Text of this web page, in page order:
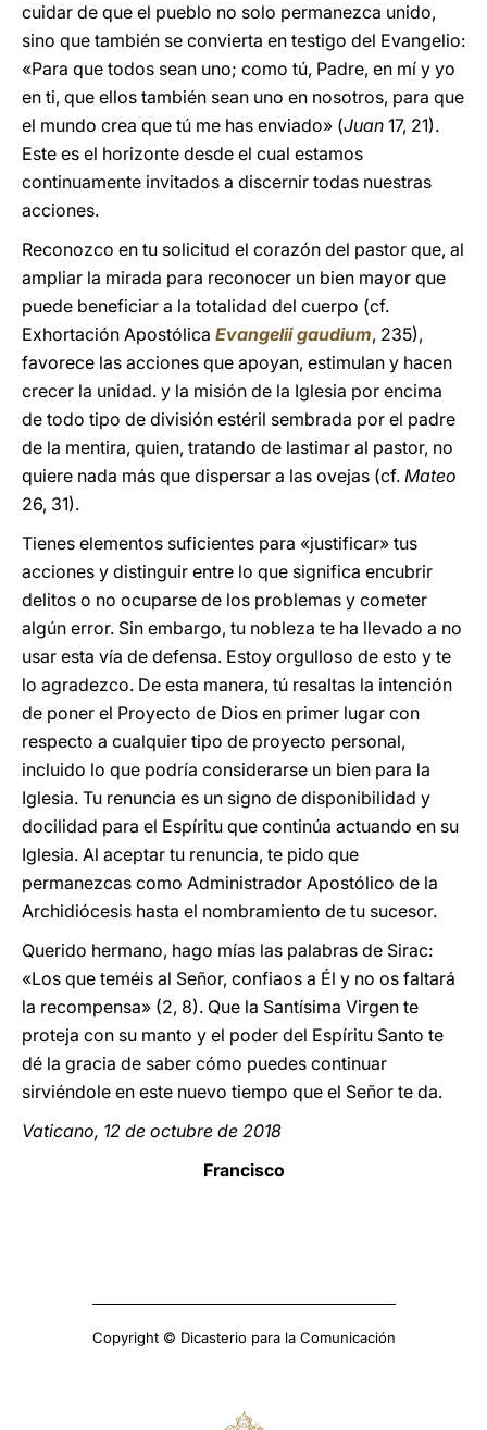
cuidar de que el pueblo no solo permanezca unido,
sino que también se convierta en testigo del Evangelio:
«Para que todos sean uno; como tú, Padre, en mí y yo
en ti, que ellos también sean uno en nosotros, para que
el mundo crea que tú me has enviado» (Juan 17, 21).
Este es el horizonte desde el cual estamos
continuamente invitados a discernir todas nuestras
acciones.
Reconozco en tu solicitud el corazón del pastor que, al
ampliar la mirada para reconocer un bien mayor que
puede beneficiar a la totalidad del cuerpo (cf.
Exhortación Apostólica Evangelii gaudium, 235),
favorece las acciones que apoyan, estimulan y hacen
crecer la unidad. y la misión de la Iglesia por encima
de todo tipo de división estéril sembrada por el padre
de la mentira, quien, tratando de lastimar al pastor, no
quiere nada más que dispersar a las ovejas (cf. Mateo
26, 31).
Tienes elementos suficientes para «justificar» tus
acciones y distinguir entre lo que significa encubrir
delitos o no ocuparse de los problemas y cometer
algún error. Sin embargo, tu nobleza te ha llevado a no
usar esta vía de defensa. Estoy orgulloso de esto y te
lo agradezco. De esta manera, tú resaltas la intención
de poner el Proyecto de Dios en primer lugar con
respecto a cualquier tipo de proyecto personal,
incluido lo que podría considerarse un bien para la
Iglesia. Tu renuncia es un signo de disponibilidad y
docilidad para el Espíritu que continúa actuando en su
Iglesia. Al aceptar tu renuncia, te pido que
permanezcas como Administrador Apostólico de la
Archidiócesis hasta el nombramiento de tu sucesor.
Querido hermano, hago mías las palabras de Sirac:
«Los que teméis al Señor, confiaos a Él y no os faltará
la recompensa» (2, 8). Que la Santísima Virgen te
proteja con su manto y el poder del Espíritu Santo te
dé la gracia de saber cómo puedes continuar
sirviéndole en este nuevo tiempo que el Señor te da.
Vaticano, 12 de octubre de 2018
Francisco
Copyright © Dicasterio para la Comunicación